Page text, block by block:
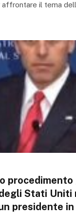
affrontare il tema
procedimento
Stati Uniti
presidente in